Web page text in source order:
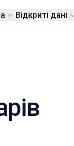
Відкриті дані